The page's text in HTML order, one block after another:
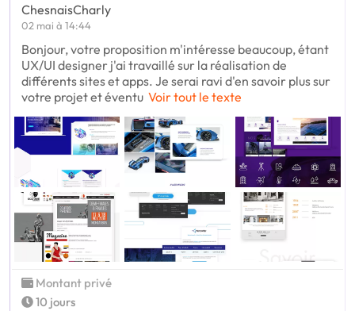
ChesnaisCharly
02 mai à 14:44
Bonjour, votre proposition m'intéresse beaucoup, étant
UX/UI designer j'ai travaillé sur la réalisation de
différents sites et apps. Je serai ravi d'en savoir plus sur
votre projet et éventu Voir tout le texte
Montant privé
10 jours